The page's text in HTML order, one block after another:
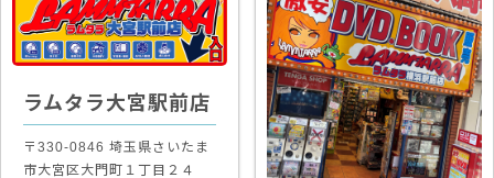
ラムタラ大宮駅前店
〒330-0846 埼玉県さいたま
市大宮区大門町１丁目２４